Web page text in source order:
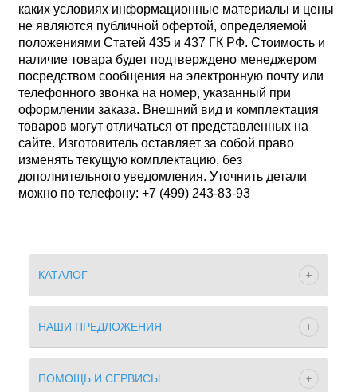
каких условиях информационные материалы и цены
не являются публичной офертой, определяемой
положениями Статей 435 и 437 ГК РФ. Стоимость и
наличие товара будет подтверждено менеджером
посредством сообщения на электронную почту или
телефонного звонка на номер, указанный при
оформлении заказа. Внешний вид и комплектация
товаров могут отличаться от представленных на
сайте. Изготовитель оставляет за собой право
изменять текущую комплектацию, без
дополнительного уведомления. Уточнить детали
можно по телефону: +7 (499) 243-83-93
КАТАЛОГ
НАШИ ПРЕДЛОЖЕНИЯ
ПОМОЩЬ И СЕРВИСЫ